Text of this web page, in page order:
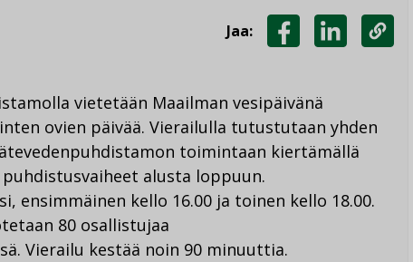
Jaa:
vietetään Maailman vesipäivänä
ovien päivää. Vierailulla tutustutaan yhden
toimintaan kiertämällä
alusta loppuun.
ensimmäinen kello 16.00 ja toinen kello 18.00.
80 osallistujaa
Vierailu kestää noin 90 minuuttia.